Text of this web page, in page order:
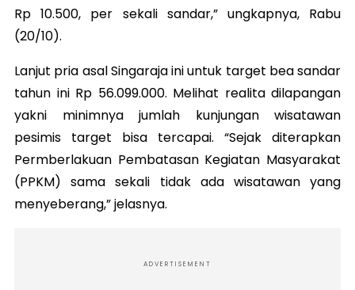
Rp 10.500, per sekali sandar,” ungkapnya, Rabu
(20/10).
Lanjut pria asal Singaraja ini untuk target bea sandar
tahun ini Rp 56.099.000. Melihat realita dilapangan
yakni minimnya jumlah kunjungan wisatawan
pesimis target bisa tercapai. “Sejak diterapkan
Permberlakuan Pembatasan Kegiatan Masyarakat
(PPKM) sama sekali tidak ada wisatawan yang
menyeberang,” jelasnya.
ADVERTISEMENT